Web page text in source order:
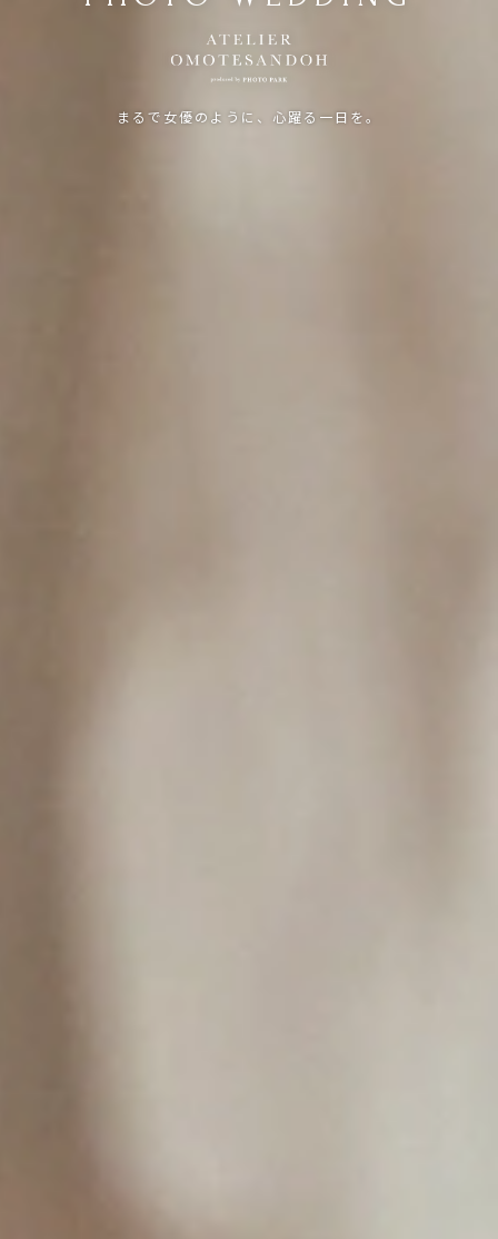
まるで女優のように、心躍る一日を。